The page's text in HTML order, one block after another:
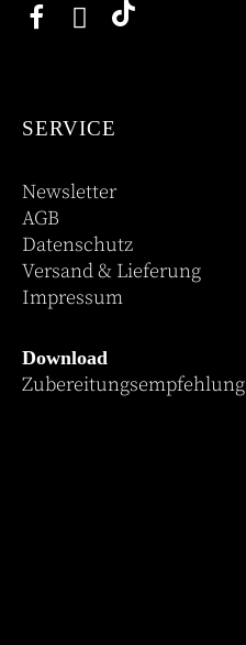
SERVICE
Newsletter
AGB
Datenschutz
Versand & Lieferung
Impressum
Download
Zubereitungsempfehlung